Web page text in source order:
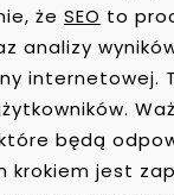
że SEO to
analizy
internetowej.
będą
krokiem jest